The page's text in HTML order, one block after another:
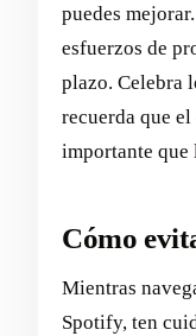
puedes
esfuerzos de
plazo. Celebra
recuerda que
importante que
Cómo
Mientras
Spotify, ten